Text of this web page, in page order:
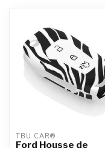
TBU CAR®
Ford Housse de